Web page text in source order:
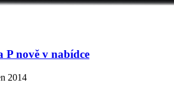
nově v nabídce